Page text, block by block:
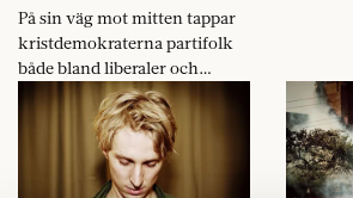
På sin väg mot mitten tappar
kristdemo­kraterna partifolk
både bland liberaler och
konservativa.